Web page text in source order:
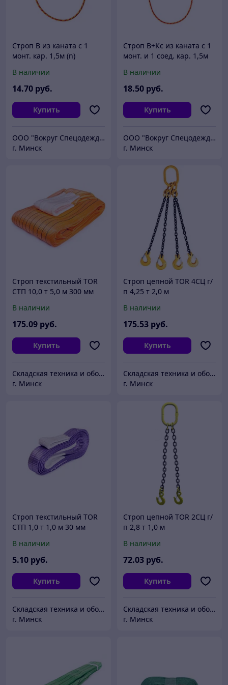
Строп В из каната с 1
монт. кар. 1,5м (n)
В наличии
14.70 руб.
Купить
ООО "Вокруг Спецодежды"
г. Минск
Строп В+Кс из каната с 1
монт. и 1 соед. кар. 1,5м
В наличии
18.50 руб.
Купить
ООО "Вокруг Спецодежды"
г. Минск
Строп текстильный TOR
СТП 10,0 т 5,0 м 300 мм
В наличии
175.09 руб.
Купить
Складская техника и оборудование Минск
г. Минск
Строп цепной TOR 4СЦ г/
п 4,25 т 2,0 м
В наличии
175.53 руб.
Купить
Складская техника и оборудование Минск
г. Минск
Строп текстильный TOR
СТП 1,0 т 1,0 м 30 мм
В наличии
5.10 руб.
Купить
Складская техника и оборудование Минск
г. Минск
Строп цепной TOR 2СЦ г/
п 2,8 т 1,0 м
В наличии
72.03 руб.
Купить
Складская техника и оборудование Минск
г. Минск